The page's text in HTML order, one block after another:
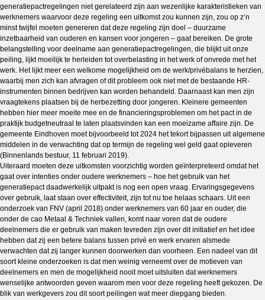
generatiepactregelingen niet gerelateerd zijn aan wezenlijke karakteristieken van
werknemers waarvoor deze regeling een uitkomst zou kunnen zijn, zou op z’n
minst twijfel moeten genereren dat deze regeling zijn doel – duurzame
inzetbaarheid van ouderen en kansen voor jongeren – gaat bereiken. De grote
belangstelling voor deelname aan generatiepactregelingen, die blijkt uit onze
peiling, lijkt moeilijk te herleiden tot overbelasting in het werk of onvrede met het
werk. Het lijkt meer een welkome mogelijkheid om de werk/privébalans te herzien,
waarbij men zich kan afvragen of dit probleem ook niet met de bestaande HR-
instrumenten binnen bedrijven kan worden behandeld. Daarnaast kan men zijn
vraagtekens plaatsen bij de herbezetting door jongeren. Kleinere gemeenten
hebben hier meer moeite mee en de financieringsproblemen om het pact in de
praktijk budgetneutraal te laten plaatsvinden kan een moeizame affaire zijn. De
gemeente Eindhoven moet bijvoorbeeld tot 2024 het tekort bijpassen uit algemene
middelen in de verwachting dat op termijn de regeling wel geld gaat opleveren
(Binnenlands bestuur, 11 februari 2019).
Uiteraard moeten deze uitkomsten voorzichtig worden geïnterpreteerd omdat het
gaat over intenties onder oudere werknemers – hoe het gebruik van het
generatiepact daadwerkelijk uitpakt is nog een open vraag. Ervaringsgegevens
over gebruik, laat staan over effectiviteit, zijn tot nu toe helaas schaars. Uit een
onderzoek van FNV (april 2018) onder werknemers van 60 jaar en ouder, die
onder de cao Metaal & Techniek vallen, komt naar voren dat de oudere
deelnemers die er gebruik van maken tevreden zijn over dit initiatief en het idee
hebben dat zij een betere balans tussen privé en werk ervaren alsmede
verwachten dat zij langer kunnen doorwerken dan voorheen. Een nadeel van dit
soort kleine onderzoeken is dat men weinig verneemt over de motieven van
deelnemers en men de mogelijkheid nooit moet uitsluiten dat werknemers
wenselijke antwoorden geven waarom men voor deze regeling heeft gekozen. De
blik van werkgevers zou dit soort peilingen wat meer diepgang bieden.